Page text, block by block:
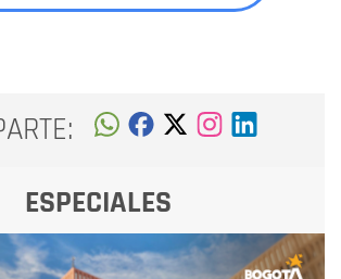
ESPECIALES